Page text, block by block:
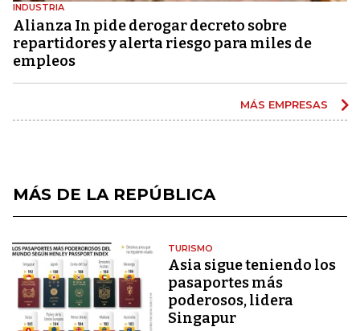
INDUSTRIA
Alianza In pide derogar decreto sobre
repartidores y alerta riesgo para miles de
empleos
MÁS EMPRESAS
MÁS DE LA REPÚBLICA
TURISMO
Asia sigue teniendo los
pasaportes más
poderosos, lidera
Singapur